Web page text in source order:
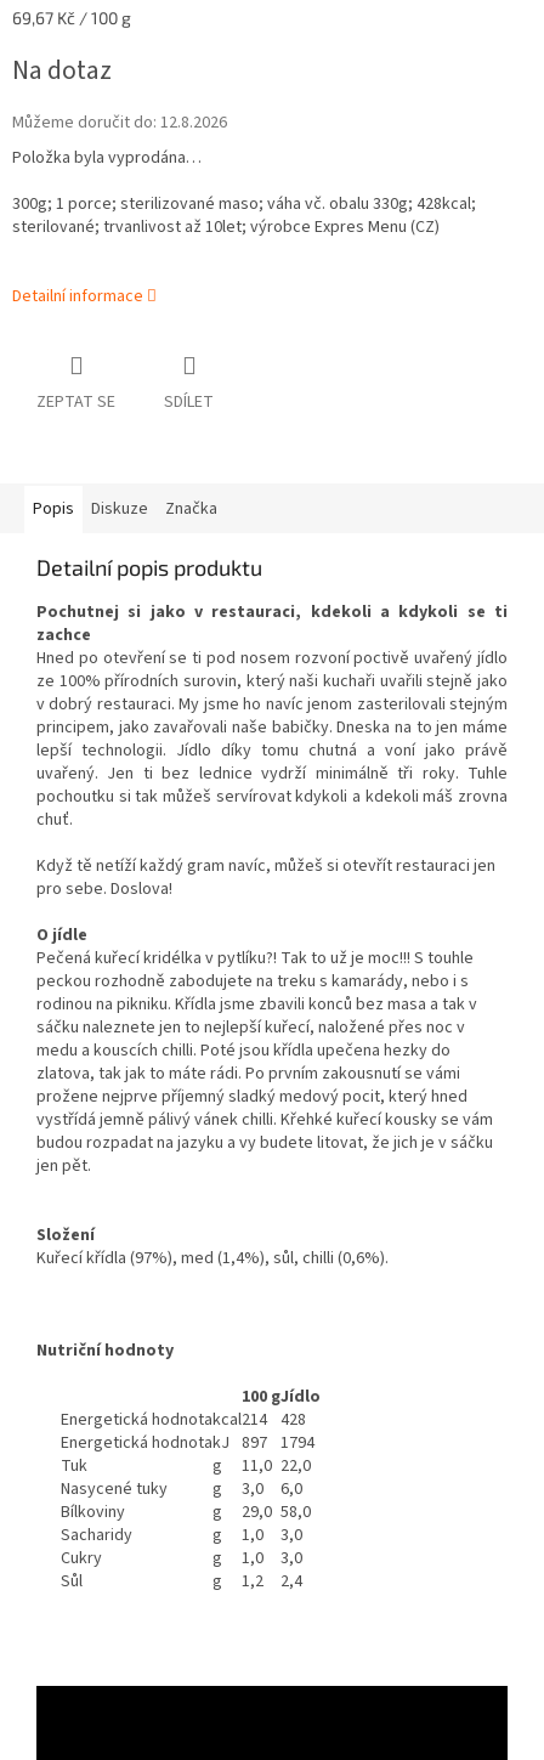
Měrná
69,67 Kč / 100 g
Na dotaz
Můžeme doručit do: 12.8.2026
Položka byla vyprodána…
300g; 1 porce; sterilizované maso; váha vč. obalu 330g; 428kcal;
sterilované; trvanlivost až 10let; výrobce Expres Menu (CZ)
Detailní informace
ZEPTAT SE SDÍLET
Popis Diskuze Značka
Detailní popis produktu
Pochutnej si jako v restauraci, kdekoli a kdykoli se ti
zachce
Hned po otevření se ti pod nosem rozvoní poctivě uvařený jídlo
ze 100% přírodních surovin, který naši kuchaři uvařili stejně jako
v dobrý restauraci. My jsme ho navíc jenom zasterilovali stejným
principem, jako zavařovali naše babičky. Dneska na to jen máme
lepší technologii. Jídlo díky tomu chutná a voní jako právě
uvařený. Jen ti bez lednice vydrží minimálně tři roky. Tuhle
pochoutku si tak můžeš servírovat kdykoli a kdekoli máš zrovna
chuť.
Když tě netíží každý gram navíc, můžeš si otevřít restauraci jen
pro sebe. Doslova!
O jídle
Pečená kuřecí kridélka v pytlíku?! Tak to už je moc!!! S touhle
peckou rozhodně zabodujete na treku s kamarády, nebo i s
rodinou na pikniku. Křídla jsme zbavili konců bez masa a tak v
sáčku naleznete jen to nejlepší kuřecí, naložené přes noc v
medu a kouscích chilli. Poté jsou křídla upečena hezky do
zlatova, tak jak to máte rádi. Po prvním zakousnutí se vámi
prožene nejprve příjemný sladký medový pocit, který hned
vystřídá jemně pálivý vánek chilli. Křehké kuřecí kousky se vám
budou rozpadat na jazyku a vy budete litovat, že jich je v sáčku
jen pět.
Složení
Kuřecí křídla (97%), med (1,4%), sůl, chilli (0,6%).
Nutriční hodnoty
100 gJídlo
Energetická hodnotakcal214 428
Energetická hodnotakJ 897 1794
Tuk
g 11,0 22,0
Nasycené tuky
g 3,0
6,0
Bílkoviny
g 29,0 58,0
Sacharidy
g 1,0
3,0
Cukry
g 1,0
3,0
Sůl
g 1,2 2,4